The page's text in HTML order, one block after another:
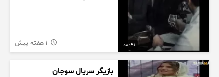
00:41
بازیگر سریال سوجان